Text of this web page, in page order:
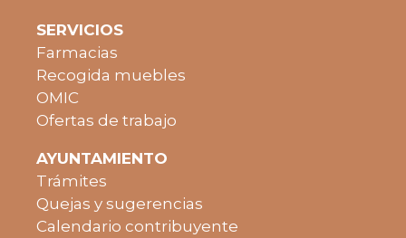
SERVICIOS
Farmacias
Recogida muebles
OMIC
Ofertas de trabajo
AYUNTAMIENTO
Trámites
Quejas y sugerencias
Calendario contribuyente